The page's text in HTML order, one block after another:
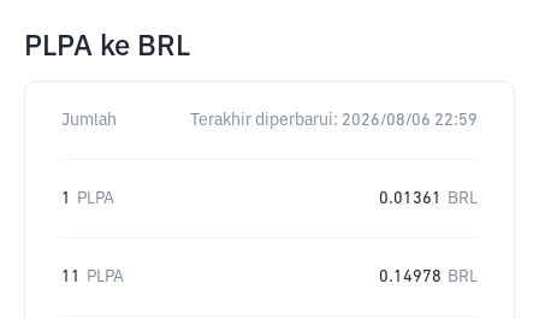
PLPA ke BRL
Jumlah Terakhir diperbarui: 2026/08/06 22:59
1 PLPA 0.01361 BRL
11 PLPA 0.14978 BRL